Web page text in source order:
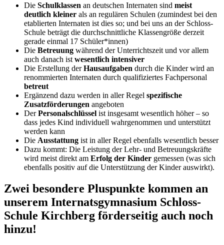
Die Schulklassen an deutschen Internaten sind meist
deutlich kleiner als an regulären Schulen (zumindest bei den
etablierten Internaten ist dies so; und bei uns an der Schloss-
Schule beträgt die durchschnittliche Klassengröße derzeit
gerade einmal 17 Schüler*innen)
Die Betreuung während der Unterrichtszeit und vor allem
auch danach ist wesentlich intensiver
Die Erstellung derHausaufgaben durch die Kinder wird an
renommierten Internaten durch qualifiziertes Fachpersonal
betreut
Ergänzend dazu werden in aller Regel spezifische
Zusatzförderungen angeboten
DerPersonalschlüssel ist insgesamt wesentlich höher – so
dass jedes Kind individuell wahrgenommen und unterstützt
werden kann
Die Ausstattung ist in aller Regel ebenfalls wesentlich besser
Dazu kommt: Die Leistung der Lehr- und Betreuungskräfte
wird meist direkt am Erfolg der Kinder gemessen (was sich
ebenfalls positiv auf die Unterstützung der Kinder auswirkt).
Zwei besondere Pluspunkte kommen an
unserem Internatsgymnasium Schloss-
Schule Kirchberg förderseitig auch noch
hinzu!